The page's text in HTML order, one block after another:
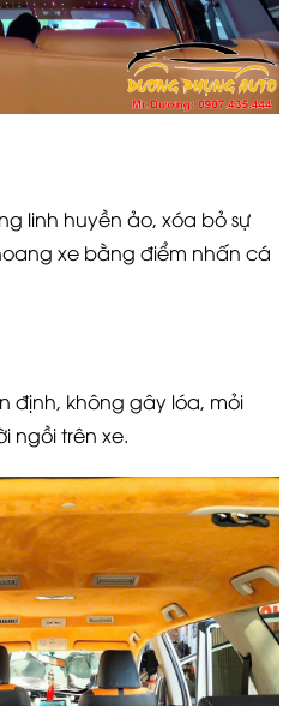
linh huyền ảo, xóa bỏ sự
xe bằng điểm nhấn cá
định, không gây lóa, mỏi
ngồi trên xe.